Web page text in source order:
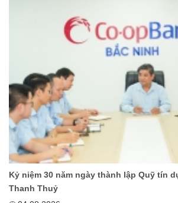
Kỷ niệm 30 năm ngày thành lập Quỹ tín
Thanh Thuỷ